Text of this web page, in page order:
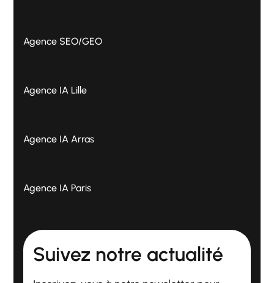
Agence SEO/GEO
Agence IA Lille
Agence IA Arras
Agence IA Paris
Suivez notre actualité